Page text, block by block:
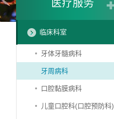
医疗服务
临床科室
牙体牙髓病科
牙周病科
口腔黏膜病科
儿童口腔科(口腔预防科)